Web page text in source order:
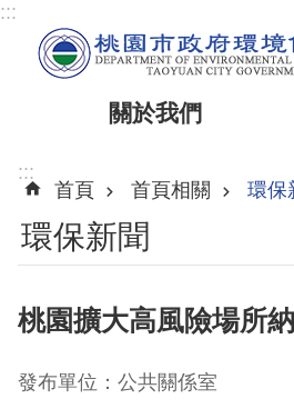
:::
關於我們
:::
首頁
首頁相關 環保
環保新聞
桃園擴大高風險場所
發布單位：公共關係室